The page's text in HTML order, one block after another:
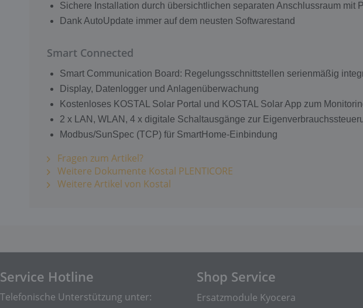
Sichere Installation durch übersichtlichen separaten Anschlussraum mit
Dank AutoUpdate immer auf dem neusten Softwarestand
Smart Connected
Smart Communication Board: Regelungsschnittstellen serienmäßig
Display, Datenlogger und Anlagenüberwachung
Kostenloses KOSTAL Solar Portal und KOSTAL Solar App zum
2 x LAN, WLAN, 4 x digitale Schaltausgänge zur
Modbus/SunSpec (TCP) für SmartHome-Einbindung
Fragen zum Artikel?
Weitere Dokumente Kostal PLENTICORE
Weitere Artikel von Kostal
Service Hotline
Telefonische Unterstützung unter:
Shop Service
Ersatzmodule Kyocera